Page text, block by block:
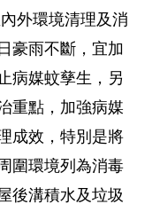
外環境清理及消
豪雨不斷，宜加
病媒蚊孳生，另
重點，加強病媒
成效，特別是將
圍環境列為消毒
後溝積水及垃圾